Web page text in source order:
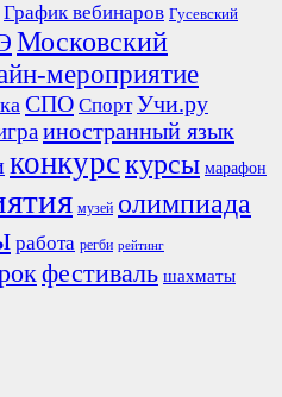
График вебинаров Гусевский
Московский
мероприятие
СПО Спорт Учи.ру
иностранный язык
конкурскурсы марафон
музей олимпиада
работа регби рейтинг
фестиваль шахматы